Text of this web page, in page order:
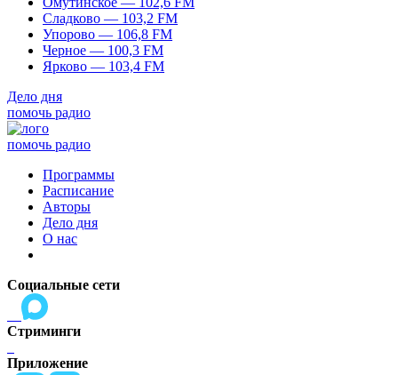
Сладково — 103,2 FM
Упорово — 106,8 FM
Черное — 100,3 FM
Ярково — 103,4 FM
Дело дня
помочь радио
помочь радио
Программы
Расписание
Авторы
Дело дня
О нас
Социальные сети
Стриминги
Приложение